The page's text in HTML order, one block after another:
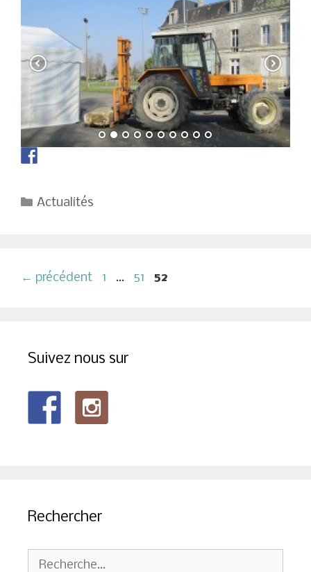
Catégories
Actualités
Navigation
← précédent Page
1 … Page
51 Page
52
Suivez nous sur
Rechercher
Rechercher :